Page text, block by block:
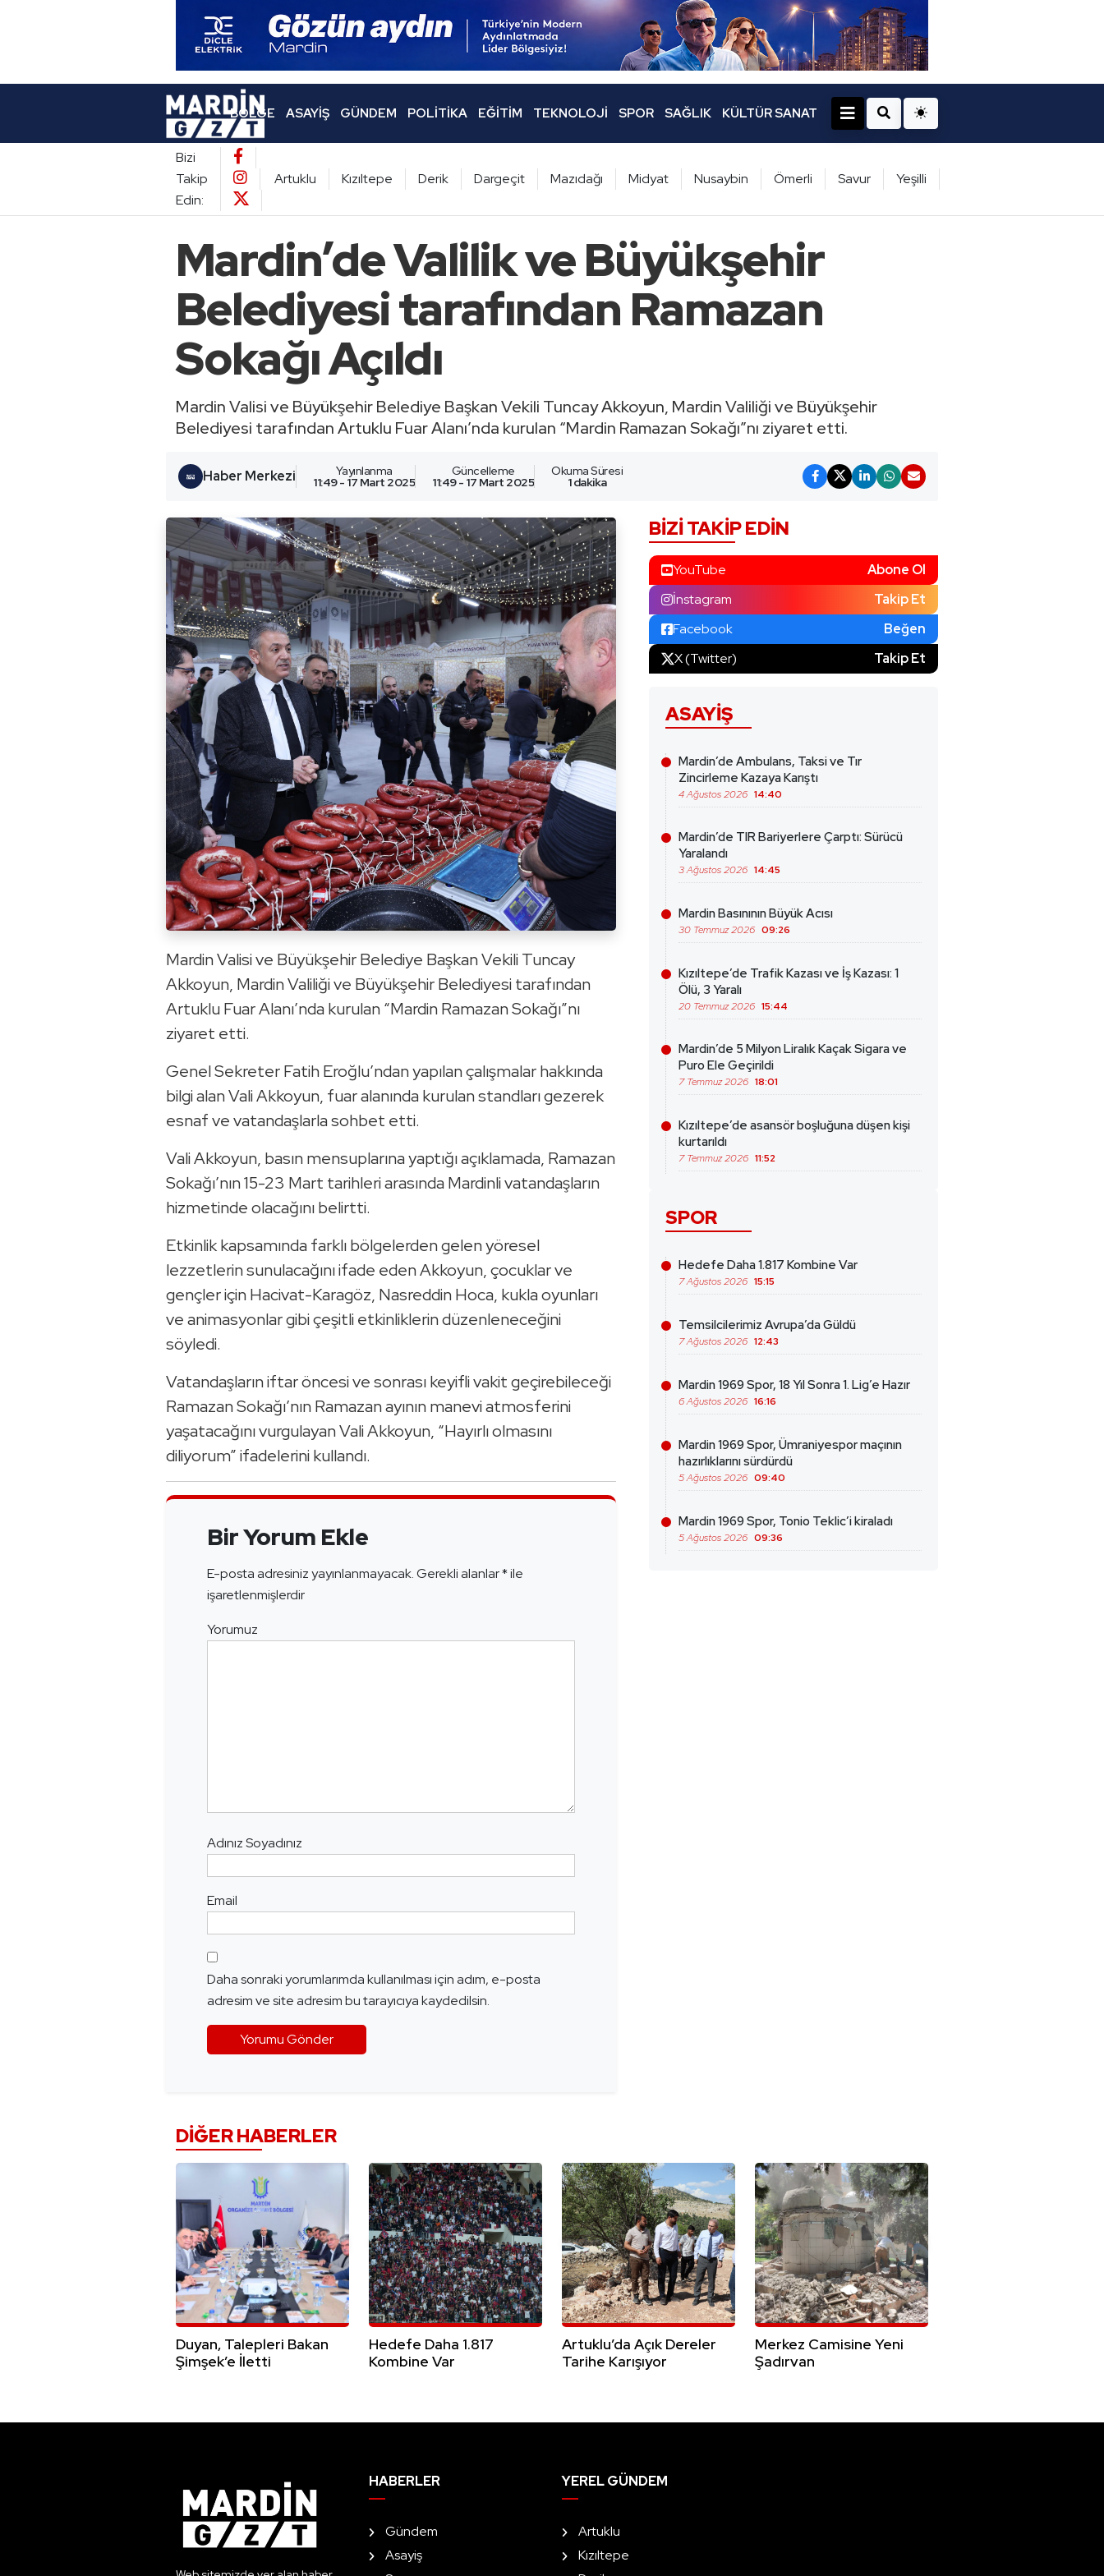
BÖLGE ASAYIŞ GÜNDEM POLITIKA EĞITIM TEKNOLOJI SPOR SAĞLIK KÜLTÜR SANAT
Bizi
Takip
Edin:
Artuklu Kızıltepe Derik Dargeçit Mazıdağı Midyat Nusaybin Ömerli Savur Yeşilli
Mardin’de Valilik ve Büyükşehir
Belediyesi tarafından Ramazan
Sokağı Açıldı
Mardin Valisi ve Büyükşehir Belediye Başkan Vekili Tuncay Akkoyun, Mardin Valiliği ve Büyükşehir
Belediyesi tarafından Artuklu Fuar Alanı’nda kurulan “Mardin Ramazan Sokağı”nı ziyaret etti.
Haber Merkezi Yayınlanma
11:49 - 17 Mart 2025
Güncelleme
11:49 - 17 Mart 2025
Okuma Süresi
1 dakika
Mardin Valisi ve Büyükşehir Belediye Başkan Vekili Tuncay
Akkoyun, Mardin Valiliği ve Büyükşehir Belediyesi tarafından
Artuklu Fuar Alanı’nda kurulan “Mardin Ramazan Sokağı”nı
ziyaret etti.
Genel Sekreter Fatih Eroğlu’ndan yapılan çalışmalar hakkında
bilgi alan Vali Akkoyun, fuar alanında kurulan standları gezerek
esnaf ve vatandaşlarla sohbet etti.
Vali Akkoyun, basın mensuplarına yaptığı açıklamada, Ramazan
Sokağı’nın 15-23 Mart tarihleri arasında Mardinli vatandaşların
hizmetinde olacağını belirtti.
Etkinlik kapsamında farklı bölgelerden gelen yöresel
lezzetlerin sunulacağını ifade eden Akkoyun, çocuklar ve
gençler için Hacivat-Karagöz, Nasreddin Hoca, kukla oyunları
ve animasyonlar gibi çeşitli etkinliklerin düzenleneceğini
söyledi.
Vatandaşların iftar öncesi ve sonrası keyifli vakit geçirebileceği
Ramazan Sokağı’nın Ramazan ayının manevi atmosferini
yaşatacağını vurgulayan Vali Akkoyun, “Hayırlı olmasını
diliyorum” ifadelerini kullandı.
Bir Yorum Ekle
E-posta adresiniz yayınlanmayacak.Gerekli alanlar*ile
işaretlenmişlerdir
Yorumuz
Adınız Soyadınız
Email
Daha sonraki yorumlarımda kullanılması için adım, e-posta
adresim ve site adresim bu tarayıcıya kaydedilsin.
BIZI TAKIP EDIN
YouTube
Abone Ol
İnstagram
Takip Et
Facebook
Beğen
X (Twitter)
Takip Et
ASAYIŞ
Mardin’de Ambulans, Taksi ve Tır
Zincirleme Kazaya Karıştı
4 Ağustos 2026 14:40
Mardin’de TIR Bariyerlere Çarptı: Sürücü
Yaralandı
3 Ağustos 2026 14:45
Mardin Basınının Büyük Acısı
30 Temmuz 2026 09:26
Kızıltepe’de Trafik Kazası ve İş Kazası: 1
Ölü, 3 Yaralı
20 Temmuz 2026 15:44
Mardin’de 5 Milyon Liralık Kaçak Sigara ve
Puro Ele Geçirildi
7 Temmuz 2026 18:01
Kızıltepe’de asansör boşluğuna düşen kişi
kurtarıldı
7 Temmuz 2026 11:52
SPOR
Hedefe Daha 1.817 Kombine Var
7 Ağustos 2026 15:15
Temsilcilerimiz Avrupa’da Güldü
7 Ağustos 2026 12:43
Mardin 1969 Spor, 18 Yıl Sonra 1. Lig’e Hazır
6 Ağustos 2026 16:16
Mardin 1969 Spor, Ümraniyespor maçının
hazırlıklarını sürdürdü
5 Ağustos 2026 09:40
Mardin 1969 Spor, Tonio Teklic’i kiraladı
5 Ağustos 2026 09:36
DIĞER HABERLER
Duyan, Talepleri Bakan
Şimşek’e İletti
Hedefe Daha 1.817
Kombine Var
Artuklu’da Açık Dereler
Tarihe Karışıyor
Merkez Camisine Yeni
Şadırvan
HABERLER
Gündem
Asayiş
YEREL GÜNDEM
Artuklu
Kızıltepe